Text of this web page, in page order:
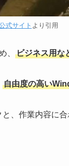
式サイト より引用
、 ビジネス用な
自由度の高い
、作業内容に